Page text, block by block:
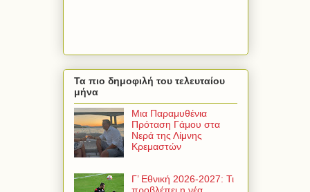
Τα πιο δημοφιλή του τελευταίου
μήνα
Μια Παραμυθένια
Πρόταση Γάμου στα
Νερά της Λίμνης
Κρεμαστών
Γ’ Εθνική 2026-2027: Τι